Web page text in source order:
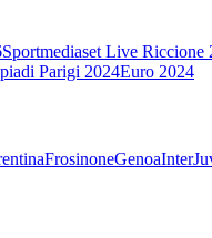
Sportmediaset Live Riccione
Parigi 2024Euro 2024
FrosinoneGenoaInter